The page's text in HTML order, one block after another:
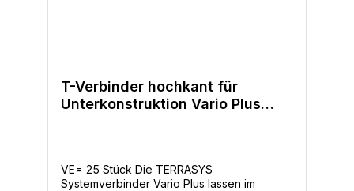
T-Verbinder hochkant für
Unterkonstruktion Vario Plus
VE= 25 Stück Die TERRASYS
Systemverbinder Vario Plus lassen im